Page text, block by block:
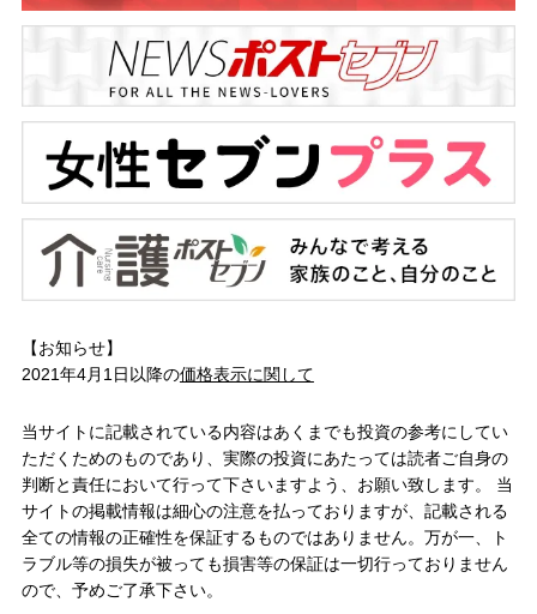
【お知らせ】
2021年4月1日以降の価格表示に関して
当サイトに記載されている内容はあくまでも投資の参考にしてい
ただくためのものであり、実際の投資にあたっては読者ご自身の
判断と責任において行って下さいますよう、お願い致します。 当
サイトの掲載情報は細心の注意を払っておりますが、記載される
全ての情報の正確性を保証するものではありません。万が一、ト
ラブル等の損失が被っても損害等の保証は一切行っておりません
ので、予めご了承下さい。